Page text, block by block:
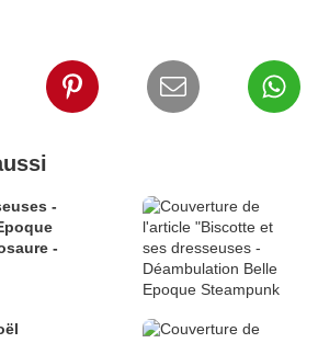
-
-